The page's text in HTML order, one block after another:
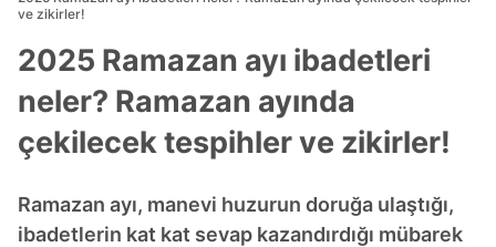
ve zikirler!
2025 Ramazan ayı ibadetleri
neler? Ramazan ayında
çekilecek tespihler ve zikirler!
Ramazan ayı, manevi huzurun doruğa ulaştığı,
ibadetlerin kat kat sevap kazandırdığı mübarek